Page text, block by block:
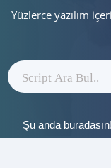
Yüzlerce yazılım
Şu anda